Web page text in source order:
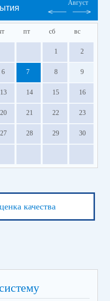
Август
пт сб вс
1 2
6 7 8 9
13 14 15 16
20 21 22 23
27 28 29 30
качества